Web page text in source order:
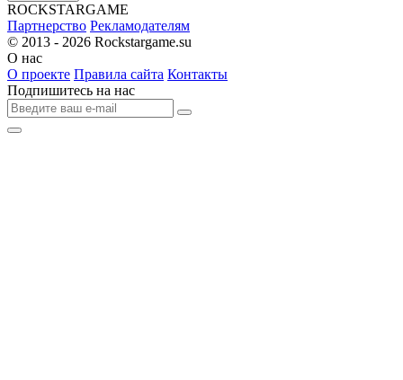
ROCKSTARGAME
Партнерство Рекламодателям
© 2013 - 2026 Rockstargame.su
О нас
О проекте Правила сайта Контакты
Подпишитесь на нас